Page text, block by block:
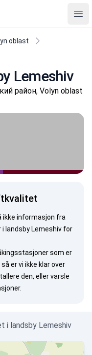
oblast
Lemeshiv
район, Volyn oblast
ikke informasjon fra
landsby Lemeshiv for
som er
er vi ikke klar over
den, ellervarsle
i landsby Lemeshiv